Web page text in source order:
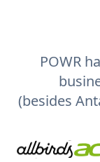
POWR
(besides